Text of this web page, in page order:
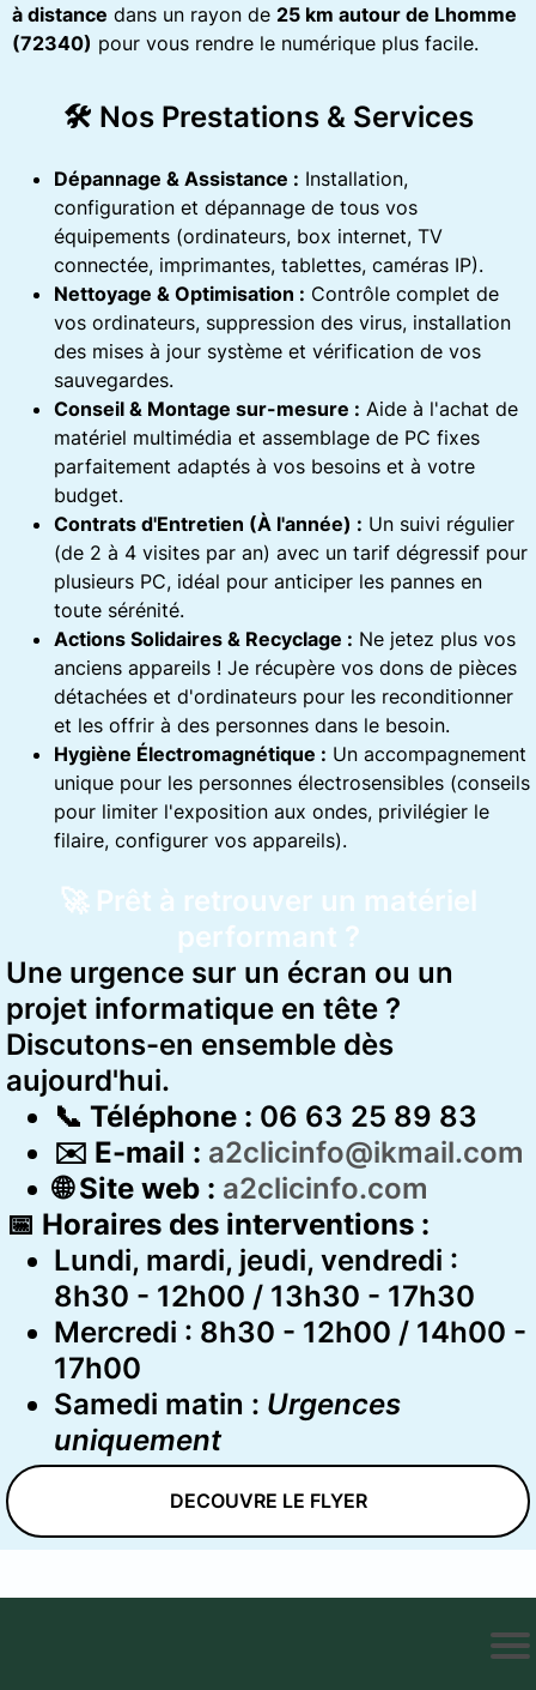
à distance dans un rayon de 25 km autour de Lhomme
(72340) pour vous rendre le numérique plus facile.
🛠️ Nos Prestations & Services
Dépannage & Assistance : Installation,
configuration et dépannage de tous vos
équipements (ordinateurs, box internet, TV
connectée, imprimantes, tablettes, caméras IP).
Nettoyage & Optimisation : Contrôle complet de
vos ordinateurs, suppression des virus, installation
des mises à jour système et vérification de vos
sauvegardes.
Conseil & Montage sur-mesure : Aide à l'achat de
matériel multimédia et assemblage de PC fixes
parfaitement adaptés à vos besoins et à votre
budget.
Contrats d'Entretien (À l'année) : Un suivi régulier
(de 2 à 4 visites par an) avec un tarif dégressif pour
plusieurs PC, idéal pour anticiper les pannes en
toute sérénité.
Actions Solidaires & Recyclage : Ne jetez plus vos
anciens appareils ! Je récupère vos dons de pièces
détachées et d'ordinateurs pour les reconditionner
et les offrir à des personnes dans le besoin.
Hygiène Électromagnétique : Un accompagnement
unique pour les personnes électrosensibles (conseils
pour limiter l'exposition aux ondes, privilégier le
filaire, configurer vos appareils).
🚀 Prêt à retrouver un matériel
performant ?
Une urgence sur un écran ou un
projet informatique en tête ?
Discutons-en ensemble dès
aujourd'hui.
📞 Téléphone : 06 63 25 89 83
✉️ E-mail : a2clicinfo@ikmail.com
🌐Site web : a2clicinfo.com
📅 Horaires des interventions :
Lundi, mardi, jeudi, vendredi :
8h30 - 12h00 / 13h30 - 17h30
Mercredi : 8h30 - 12h00 / 14h00 -
17h00
Samedi matin : Urgences
uniquement
DECOUVRE LE FLYER